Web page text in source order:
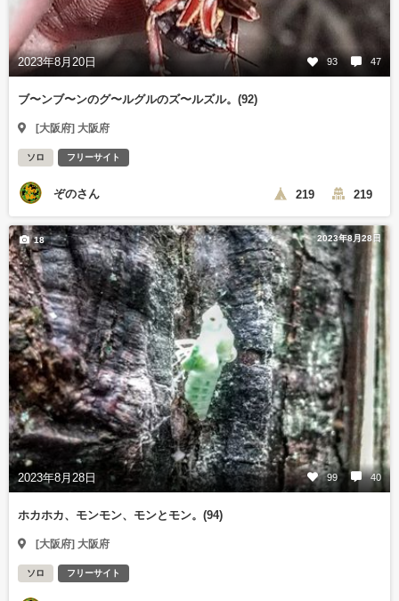
2023年8月20日 93 47
ブ〜ンブ〜ンのグ〜ルグルのズ〜ルズル。(92)
[大阪府] 大阪府
ソロ フリーサイト
ぞのさん 219 219
2023年8月28日
2023年8月28日 99 40
18
ホカホカ、モンモン、モンとモン。(94)
[大阪府] 大阪府
ソロ フリーサイト